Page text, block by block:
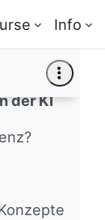
Info
der KI